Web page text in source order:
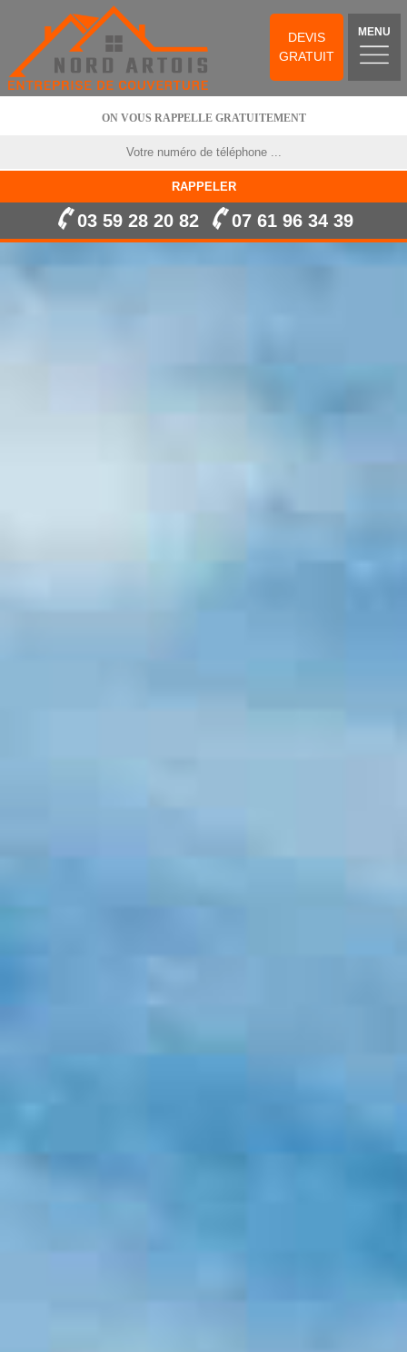
DEVIS
GRATUIT
MENU
ON VOUS RAPPELLE GRATUITEMENT
03 59 28 20 82 07 61 96 34 39